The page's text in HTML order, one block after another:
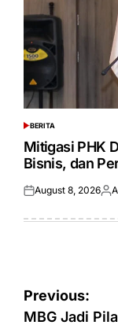
POSTED
IN
BERITA
Mitigasi PHK
Bisnis, dan
Posted
August 8, 2026
Post
Previous:
MBG Jadi